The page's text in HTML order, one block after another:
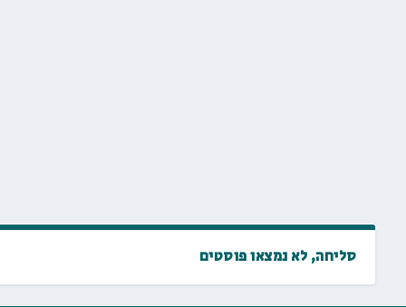
סליחה, לא נמצאו פוסטים